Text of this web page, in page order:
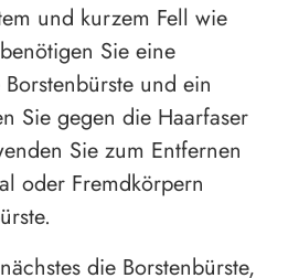
und kurzem Fell wie
Sie eine
und ein
Sie gegen die Haarfaser
Sie zum Entfernen
oder Fremdkörpern
die Borstenbürste,